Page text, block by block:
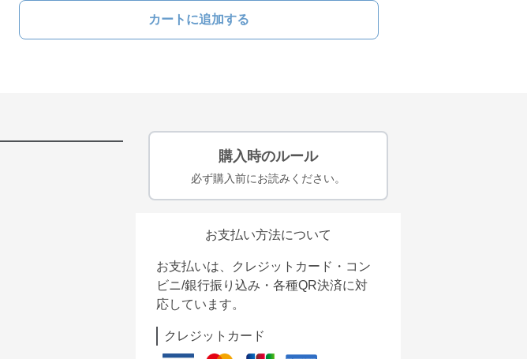
カートに追加する
購入時のルール
必ず購入前にお読みください。
お支払い方法について
お支払いは、クレジットカード・コン
ビニ/銀行振り込み・各種QR決済に対
応しています。
クレジットカード